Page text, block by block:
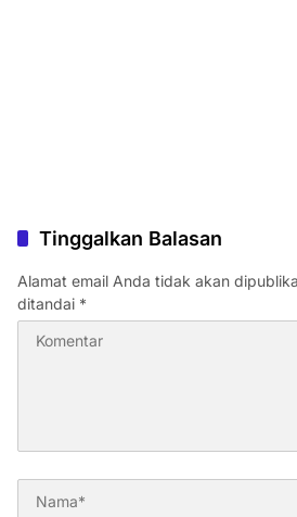
Tinggalkan Balasan
Alamat email Anda tidak akan
ditandai *